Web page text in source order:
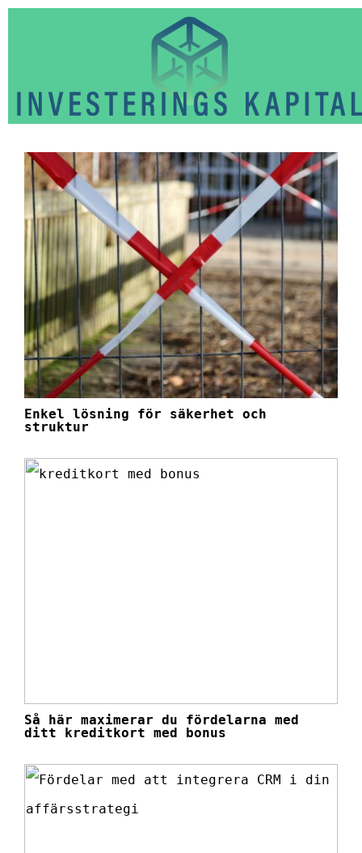
Enkel lösning för säkerhet och
struktur
Så här maximerar du fördelarna med
ditt kreditkort med bonus